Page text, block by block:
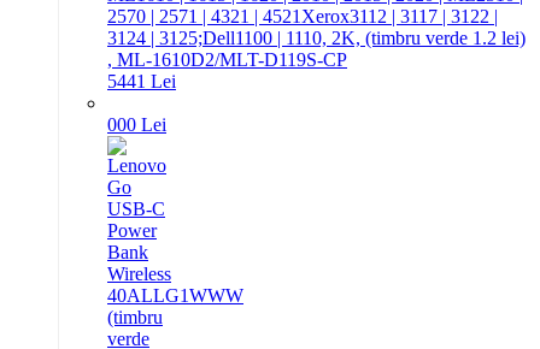
2570 | 2571 | 4321 | 4521Xerox3112 | 3117 | 3122 |
3124 | 3125;Dell1100 | 1110, 2K, (timbru verde 1.2 lei)
, ML-1610D2/MLT-D119S-CP
5441 Lei
000 Lei